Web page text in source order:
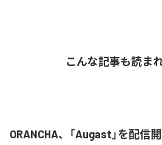
こんな記事も読ま
ORANCHA、「Augast」を配信